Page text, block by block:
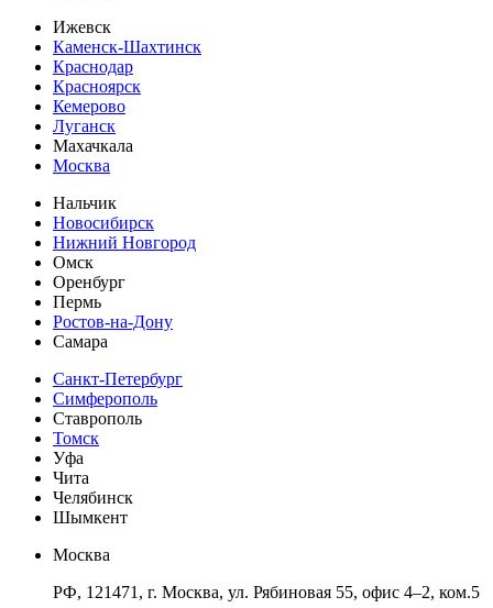
Ижевск
Каменск-Шахтинск
Краснодар
Красноярск
Кемерово
Луганск
Махачкала
Москва
Нальчик
Новосибирск
Нижний Новгород
Омск
Оренбург
Пермь
Ростов-на-Дону
Самара
Санкт-Петербург
Симферополь
Ставрополь
Томск
Уфа
Чита
Челябинск
Шымкент
Москва
РФ, 121471, г. Москва, ул. Рябиновая 55, офис 4–2, ком.5